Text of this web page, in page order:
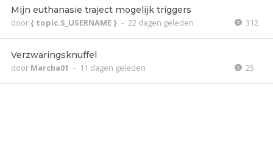
Mijn euthanasie traject mogelijk triggers
door{ topic.S_USERNAME } - 22 dagen geleden 312
Verzwaringsknuffel
door Marcha01 - 11 dagen geleden 25